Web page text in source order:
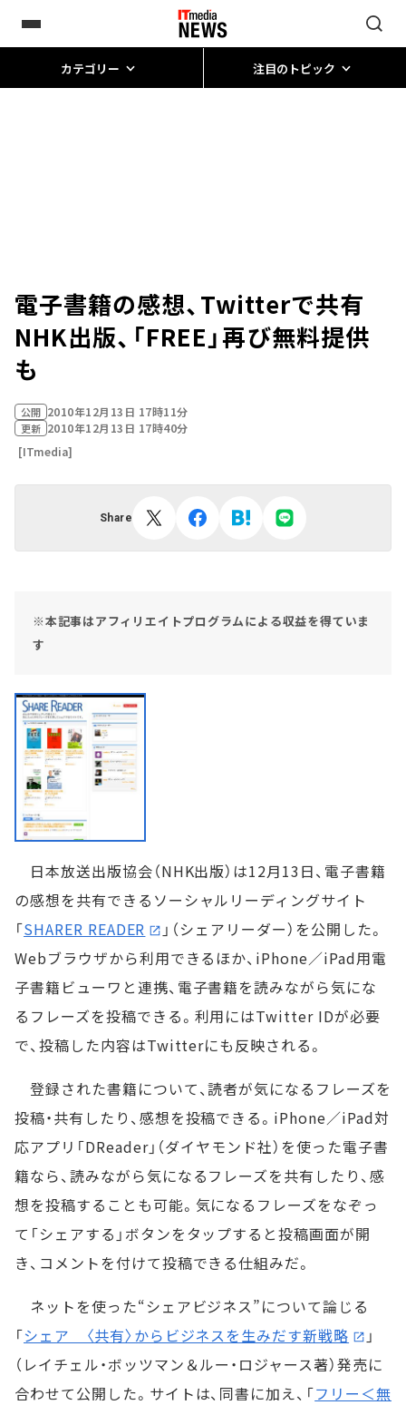
カテゴリー 注目のトピック
電子書籍の感想、Twitterで共有
NHK出版、「FREE」再び無料提供
も
公開 2010年12月13日 17時11分
更新 2010年12月13日 17時40分
[ITmedia]
Share
※本記事はアフィリエイトプログラムによる収益を得ていま
す
日本放送出版協会（NHK出版）は12月13日、電子書籍
の感想を共有できるソーシャルリーディングサイト
「SHARER READER
」（シェアリーダー）を公開した。
Webブラウザから利用できるほか、iPhone／iPad用電
子書籍ビューワと連携、電子書籍を読みながら気にな
るフレーズを投稿できる。利用にはTwitter IDが必要
で、投稿した内容はTwitterにも反映される。
登録された書籍について、読者が気になるフレーズを
投稿・共有したり、感想を投稿できる。iPhone／iPad対
応アプリ「DReader」（ダイヤモンド社）を使った電子書
籍なら、読みながら気になるフレーズを共有したり、感
想を投稿することも可能。気になるフレーズをなぞっ
て「シェアする」ボタンをタップすると投稿画面が開
き、コメントを付けて投稿できる仕組みだ。
ネットを使った“シェアビジネス”について論じる
「シェア 〈共有〉からビジネスを生みだす新戦略
」
（レイチェル・ボッツマン＆ルー・ロジャース著）発売に
合わせて公開した。サイトは、同書に加え、「フリー＜無